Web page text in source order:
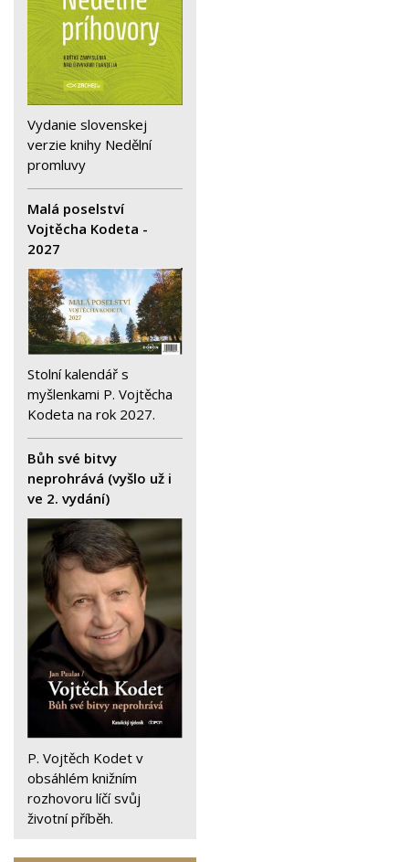
Vydanie slovenskej
verzie knihy Nedělní
promluvy
Malá poselství
Vojtěcha Kodeta -
2027
Stolní kalendář s
myšlenkami P. Vojtěcha
Kodeta na rok 2027.
Bůh své bitvy
neprohrává (vyšlo už i
ve 2. vydání)
P. Vojtěch Kodet v
obsáhlém knižním
rozhovoru líčí svůj
životní příběh.